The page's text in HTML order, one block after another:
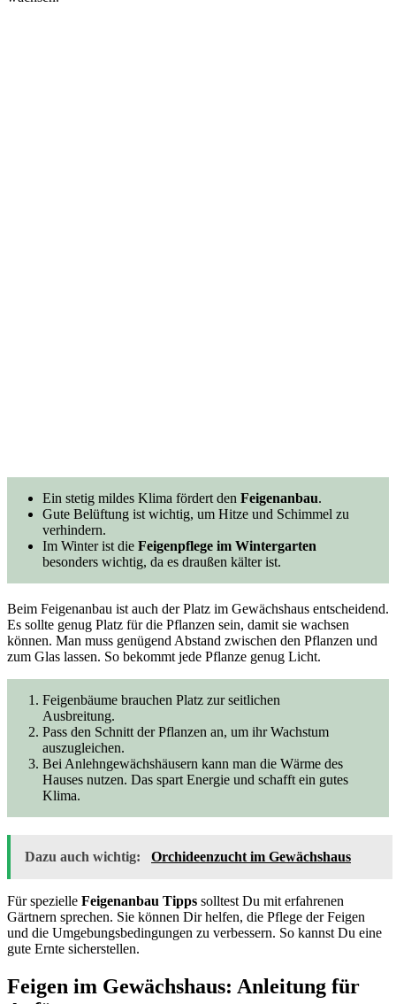
Ein stetig mildes Klima fördert den Feigenanbau.
Gute Belüftung ist wichtig, um Hitze und Schimmel zu
verhindern.
Im Winter ist die Feigenpflege im Wintergarten
besonders wichtig, da es draußen kälter ist.
Beim Feigenanbau ist auch der Platz im Gewächshaus entscheidend.
Es sollte genug Platz für die Pflanzen sein, damit sie wachsen
können. Man muss genügend Abstand zwischen den Pflanzen und
zum Glas lassen. So bekommt jede Pflanze genug Licht.
Feigenbäume brauchen Platz zur seitlichen
Ausbreitung.
Pass den Schnitt der Pflanzen an, um ihr Wachstum
auszugleichen.
Bei Anlehngewächshäusern kann man die Wärme des
Hauses nutzen. Das spart Energie und schafft ein gutes
Klima.
Dazu auch wichtig: Orchideenzucht im Gewächshaus
Für spezielle Feigenanbau Tipps solltest Du mit erfahrenen
Gärtnern sprechen. Sie können Dir helfen, die Pflege der Feigen
und die Umgebungsbedingungen zu verbessern. So kannst Du eine
gute Ernte sicherstellen.
Feigen im Gewächshaus: Anleitung für